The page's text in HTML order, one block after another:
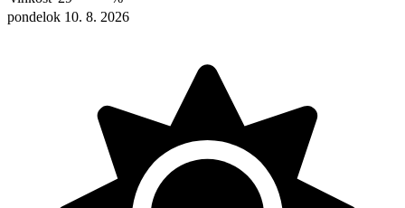
pondelok 10. 8. 2026